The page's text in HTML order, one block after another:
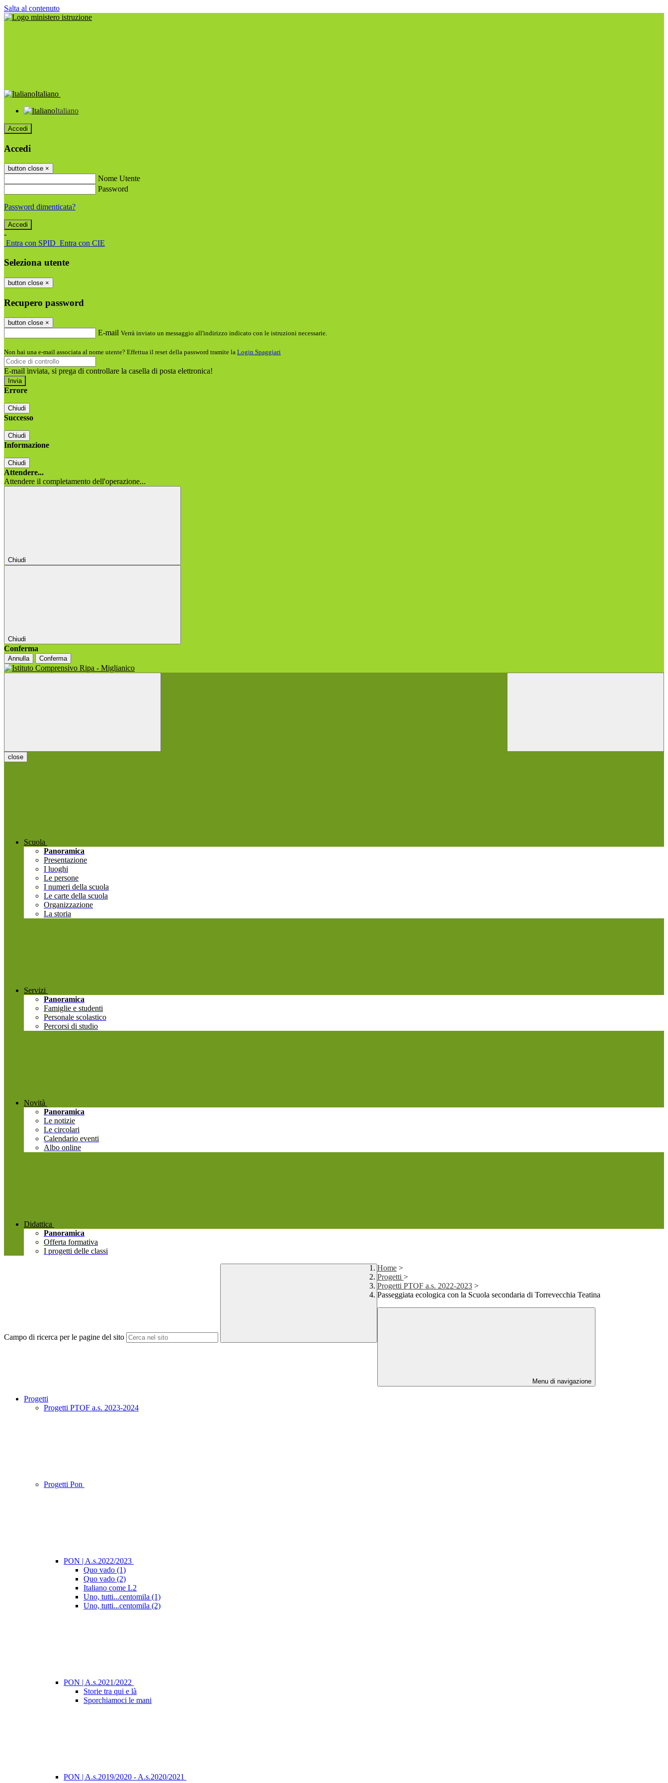
Salta al contenuto
Italiano
Italiano
Accedi
Accedi
button close ×
Nome Utente
Password
Password dimenticata?
-
Entra con SPID Entra con CIE
Seleziona utente
button close ×
Recupero password
button close ×
E-mail Verrà inviato un messaggio all'indirizzo indicato con le istruzioni necessarie.
Non hai una e-mail associata al nome utente? Effettua il reset della password tramite la Login Spaggiari
E-mail inviata, si prega di controllare la casella di posta elettronica!
Errore
Chiudi
Successo
Chiudi
Informazione
Chiudi
Attendere...
Attendere il completamento dell'operazione...
Chiudi
Chiudi
Conferma
Annulla Conferma
close
Scuola
Panoramica
Presentazione
I luoghi
Le persone
I numeri della scuola
Le carte della scuola
Organizzazione
La storia
Servizi
Panoramica
Famiglie e studenti
Personale scolastico
Percorsi di studio
Novità
Panoramica
Le notizie
Le circolari
Calendario eventi
Albo online
Didattica
Panoramica
Offerta formativa
I progetti delle classi
Campo di ricerca per le pagine del sito
Home >
Progetti >
Progetti PTOF a.s. 2022-2023 >
Passeggiata ecologica con la Scuola secondaria di Torrevecchia Teatina
Menu di navigazione
Progetti
Progetti PTOF a.s. 2023-2024
Progetti Pon
PON | A.s.2022/2023
Quo vado (1)
Quo vado (2)
Italiano come L2
Uno, tutti...centomila (1)
Uno, tutti...centomila (2)
PON | A.s.2021/2022
Storie tra qui e là
Sporchiamoci le mani
PON | A.s.2019/2020 - A.s.2020/2021